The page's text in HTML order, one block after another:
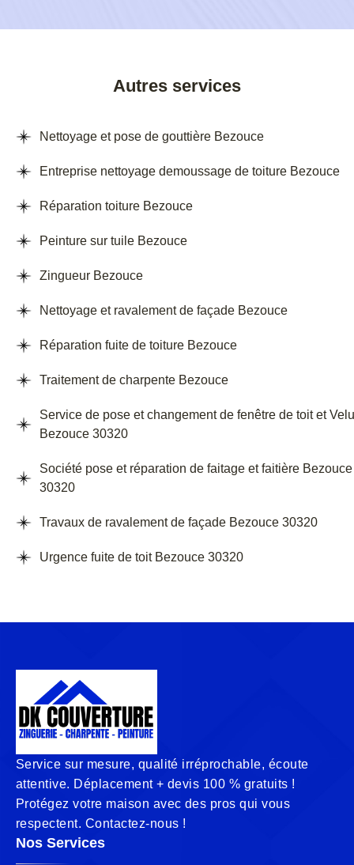
Autres services
Nettoyage et pose de gouttière Bezouce
Entreprise nettoyage demoussage de toiture Bezouce
Réparation toiture Bezouce
Peinture sur tuile Bezouce
Zingueur Bezouce
Nettoyage et ravalement de façade Bezouce
Réparation fuite de toiture Bezouce
Traitement de charpente Bezouce
Service de pose et changement de fenêtre de toit et
Bezouce 30320
Société pose et réparation de faitage et faitière Bezouce
30320
Travaux de ravalement de façade Bezouce 30320
Urgence fuite de toit Bezouce 30320
Service sur mesure, qualité irréprochable, écoute
attentive. Déplacement + devis 100 % gratuits !
Protégez votre maison avec des pros qui vous
respectent. Contactez-nous !
Nos Services